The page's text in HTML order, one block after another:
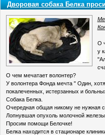
Дворовая собака Белка
О
у
О чем мечатает волонтер?
У волонтера Фонда мечта " Один,
покалеченных, истерзанных и
Собака Белка.
Очередная общая никому не нужная
Лопнувшая опухоль молочной
Просим помощи Белочке!
Белка находится в стационаре